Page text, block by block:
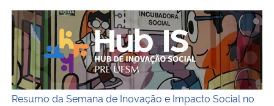
Resumo da Semana de Inovação e Impacto Social no
Resumo da Semana de Inovação e Impacto Social no